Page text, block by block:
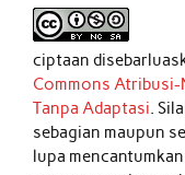
ciptaan
Commons Atribusi-
Tanpa Adaptasi.
sebagian maupun
lupa